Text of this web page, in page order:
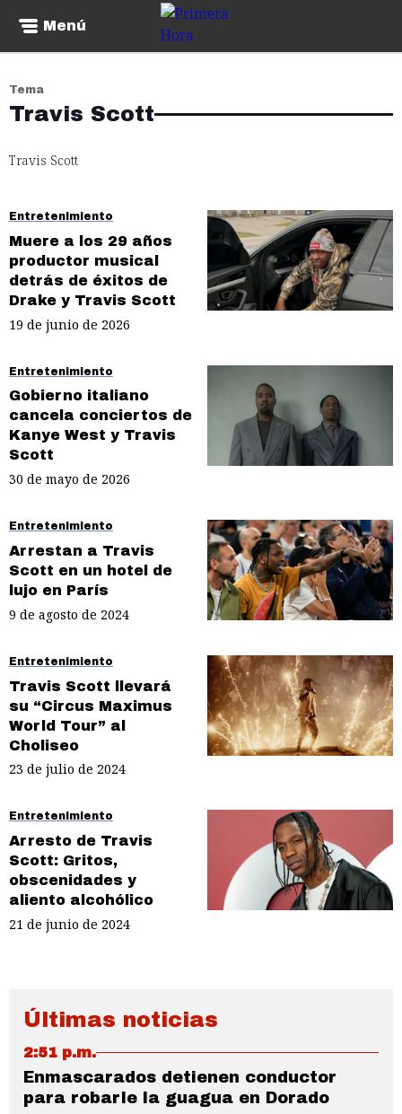
Menú
Tema
Travis Scott
Travis Scott
Entretenimiento
Muere a los 29 años
productor musical
detrás de éxitos de
Drake y Travis Scott
19 de junio de 2026
Entretenimiento
Gobierno italiano
cancela conciertos de
Kanye West y Travis
Scott
30 de mayo de 2026
Entretenimiento
Arrestan a Travis
Scott en un hotel de
lujo en París
9 de agosto de 2024
Entretenimiento
Travis Scott llevará
su “Circus Maximus
World Tour” al
Choliseo
23 de julio de 2024
Entretenimiento
Arresto de Travis
Scott: Gritos,
obscenidades y
aliento alcohólico
21 de junio de 2024
Últimas noticias
2:51 p.m.
Enmascarados detienen conductor
para robarle la guagua en Dorado